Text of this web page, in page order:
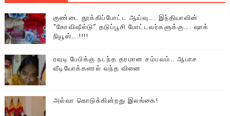
குண்டை தூக்கிப்போட்ட ஆய்வு…. இந்தியாவின்
“கோவிஷீல்டு” தடுப்பூசி போட்டவர்களுக்கு…. ஷாக்
நியூஸ்….!!!!
ரவுடி பேபிக்கு நடந்த தரமான சம்பவம்.. ஆபாச
வீடியோக்களால் வந்த வினை
அல்வா கொடுக்கின்றது இலங்கை!